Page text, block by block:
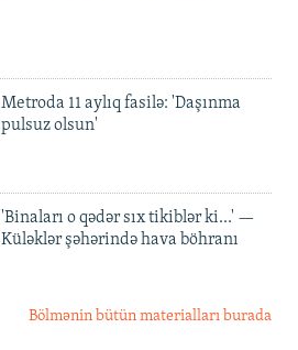
Metroda 11 aylıq fasilə: 'Daşınma
pulsuz olsun'
'Binaları o qədər sıx tikiblər ki...' —
Küləklər şəhərində hava böhranı
Bölmənin bütün materialları burada